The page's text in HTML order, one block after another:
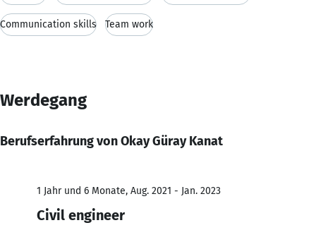
Communication skills Team work
Werdegang
Berufserfahrung von Okay Güray Kanat
1 Jahr und 6 Monate, Aug. 2021 - Jan. 2023
Civil engineer